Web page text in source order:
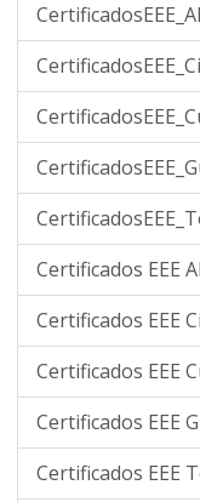
Certificados EEE
Certificados EEE
Certificados EEE
Certificados EEE
Certificados EEE